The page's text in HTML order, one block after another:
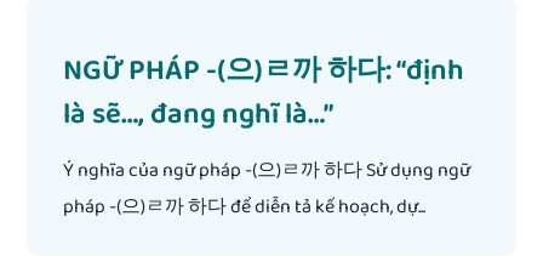
NGỮ PHÁP -(으)ㄹ까 하다: “định
là sẽ…, đang nghĩ là…”
Ý nghĩa của ngữ pháp -(으)ㄹ까 하다 Sử dụng ngữ
pháp -(으)ㄹ까 하다 để diễn tả kế hoạch, dự...